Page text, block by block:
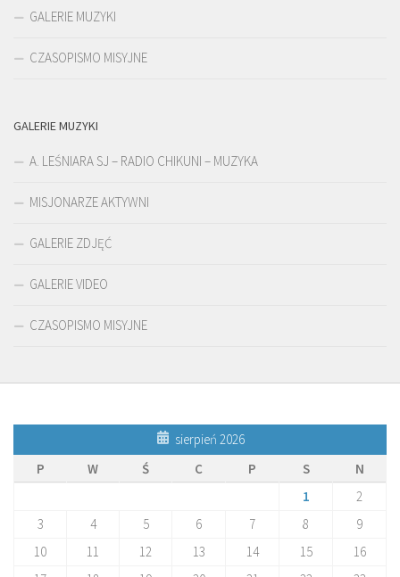
GALERIE MUZYKI
CZASOPISMO MISYJNE
GALERIE MUZYKI
A. LEŚNIARA SJ – RADIO CHIKUNI – MUZYKA
MISJONARZE AKTYWNI
GALERIE ZDJĘĆ
GALERIE VIDEO
CZASOPISMO MISYJNE
sierpień 2026
P
W Ś C P S
N
1
2
3
4 5 6 7 8
9
10
11 12 13 14 15
16